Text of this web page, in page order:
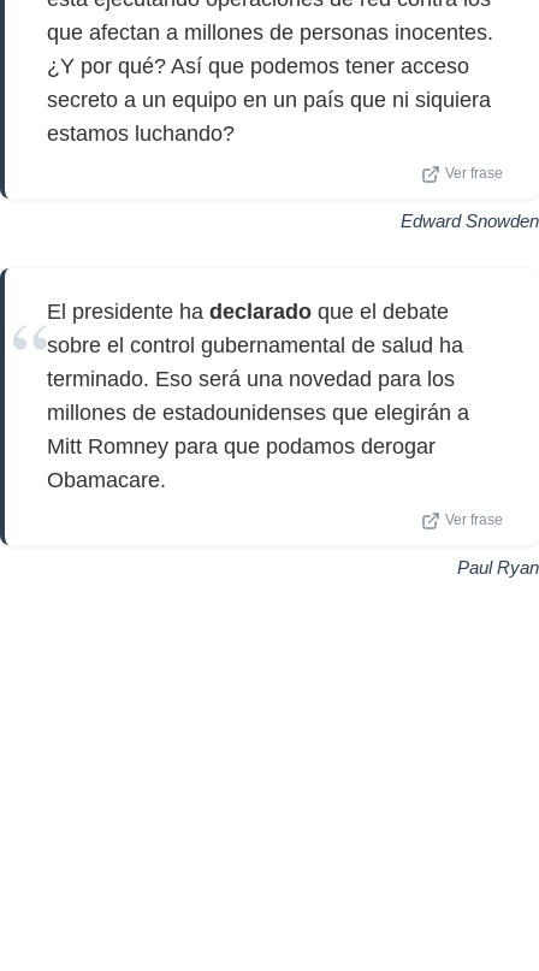
que afectan a millones de personas inocentes.
¿Y por qué? Así que podemos tener acceso
secreto a un equipo en un país que ni siquiera
estamos luchando?
Ver frase
Edward Snowden
El presidente ha declarado que el debate
sobre el control gubernamental de salud ha
terminado. Eso será una novedad para los
millones de estadounidenses que elegirán a
Mitt Romney para que podamos derogar
Obamacare.
Ver frase
Paul Ryan